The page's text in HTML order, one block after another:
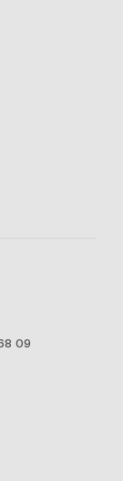
09